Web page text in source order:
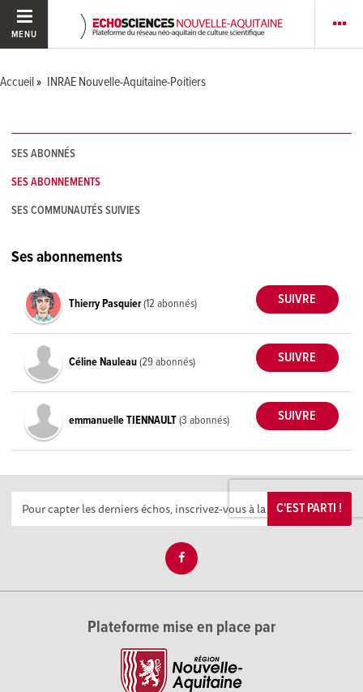
MENU
Accueil INRAE Nouvelle-Aquitaine-Poitiers
SES ABONNÉS
SES ABONNEMENTS
SES COMMUNAUTÉS SUIVIES
Ses abonnements
Thierry Pasquier(12 abonnés)
Céline Nauleau(29 abonnés)
emmanuelle TIENNAULT(3 abonnés)
C'EST PARTI !
Plateforme mise en place par